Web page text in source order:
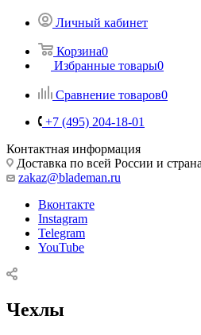
Личный кабинет
Корзина0
Избранные товары0
Сравнение товаров0
+7 (495) 204-18-01
Контактная информация
Доставка по всей России и
zakaz@blademan.ru
Вконтакте
Instagram
Telegram
YouTube
Чехлы